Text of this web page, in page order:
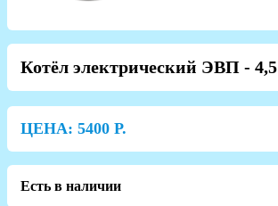
Котёл электрический ЭВП - 4,5
ЦЕНА: 5400 Р.
Есть в наличии